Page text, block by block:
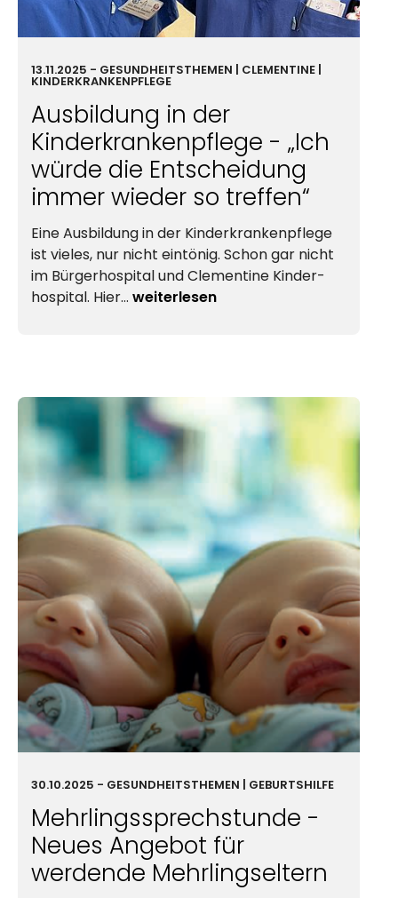
13.11.2025 - GESUND­HEITSTHEMEN | CLEMENTINE |
KINDERKRANKENPFLEGE
Ausbildung in der
Kinderkrankenpflege - „Ich
würde die Entscheidung
immer wieder so treffen“
Eine Ausbildung in der Kinderkrankenpflege
ist vieles, nur nicht eintönig. Schon gar nicht
im Bürger­hospitalundClementine Kinder­
hospital. Hier… weiterlesen
30.10.2025 - GESUND­HEITSTHEMEN | GEBURTS­HILFE
Mehrlingssprechstunde -
Neues Angebot für
werdende Mehrlingseltern